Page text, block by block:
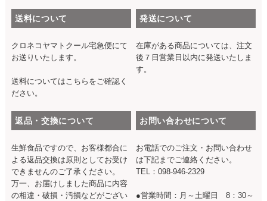
送料について
クロネコヤマトクール宅急便にて
お送りいたします。
送料についてはこちら をご確認く
ださい。
発送について
在庫がある商品については、注文
後７日営業日以内に発送いたしま
す。
返品・交換について
生鮮食品ですので、お客様都合に
よる返品交換は原則としてお受け
できませんのご了承ください。
万一、お届けしました商品に内容
の相違・破損・汚損などがござい
お問い合わせについて
お電話でのご注文・お問い合わせ
は下記までご連絡ください。
TEL：098-946-2329
●営業時間：月～土曜日 8：30～